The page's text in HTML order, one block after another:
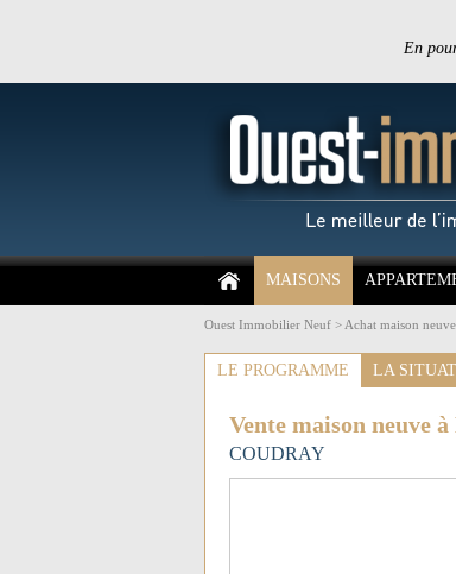
En
MAISONS
Ouest Immobilier Neuf > Achat maison neuve
LE PROGRAMME LA
Vente maison neuve
COUDRAY